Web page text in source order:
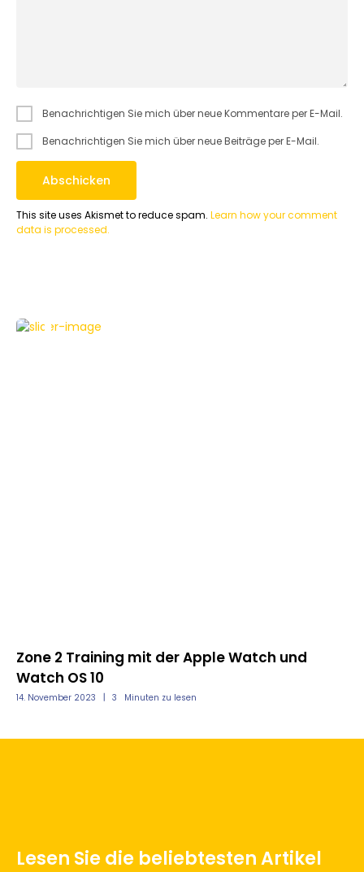
Benachrichtigen Sie mich über neue Kommentare per E-Mail.
Benachrichtigen Sie mich über neue Beiträge per E-Mail.
This site uses Akismet to reduce spam. Learn how your comment
data is processed.
Lesen Sie die beliebtesten Artikel
APPLE
Zone 2 Training mit der Apple Watch und
Watch OS 10
14. November 2023 3 Minuten zu lesen